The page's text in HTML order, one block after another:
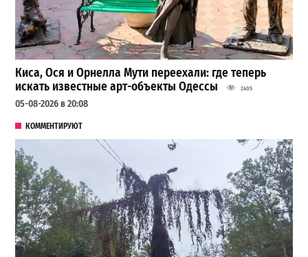
Киса, Ося и Орнелла Мути переехали: где теперь
искать известные арт-объекты Одессы
2405
05-08-2026 в 20:08
КОММЕНТИРУЮТ